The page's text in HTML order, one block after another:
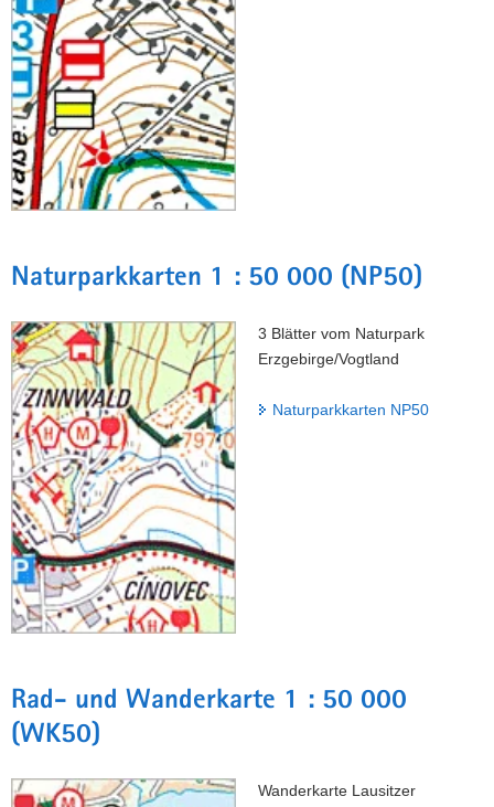
Naturparkkarten 1 : 50 000 (NP50)
3 Blätter vom Naturpark
Erzgebirge/Vogtland
Naturparkkarten NP50
Rad- und Wanderkarte 1 : 50 000
(WK50)
Wanderkarte Lausitzer